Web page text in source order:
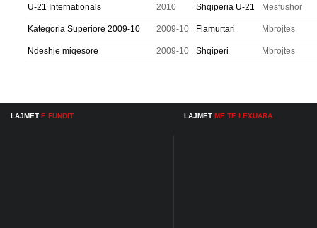
U-21 Internationals 2010 Shqiperia U-21 Mesfushor
Kategoria Superiore 2009-10 2009-10 Flamurtari Mbrojtes
Ndeshje miqesore 2009-10 Shqiperi Mbrojtes
LAJMET E FUNDIT LAJMET ME TE LEXUARA